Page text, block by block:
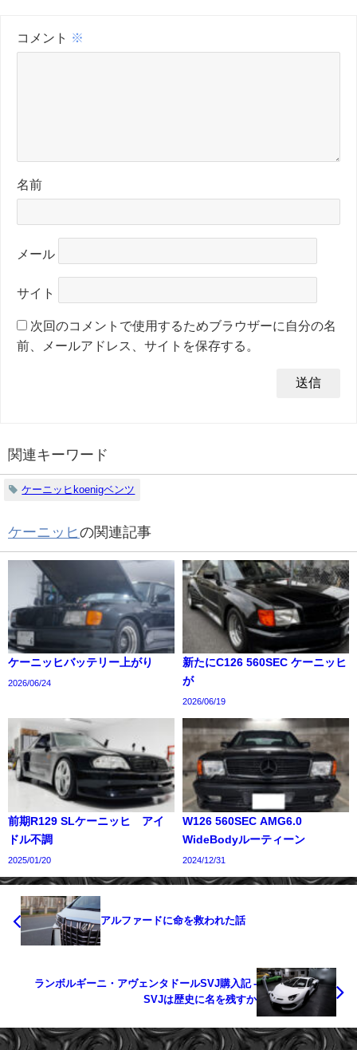
コメント ※
名前
メール
サイト
次回のコメントで使用するためブラウザーに自分の名
前、メールアドレス、サイトを保存する。
関連キーワード
ケーニッヒkoenigベンツ
ケーニッヒ の関連記事
ケーニッヒバッテリー上がり
2026/06/24
新たにC126 560SEC ケーニッヒ
が
2026/06/19
前期R129 SLケーニッヒ アイ
ドル不調
2025/01/20
W126 560SEC AMG6.0
WideBodyルーティーン
2024/12/31
アルファードに命を救われた話
ランボルギーニ・アヴェンタドールSVJ購入記 -
SVJは歴史に名を残すか